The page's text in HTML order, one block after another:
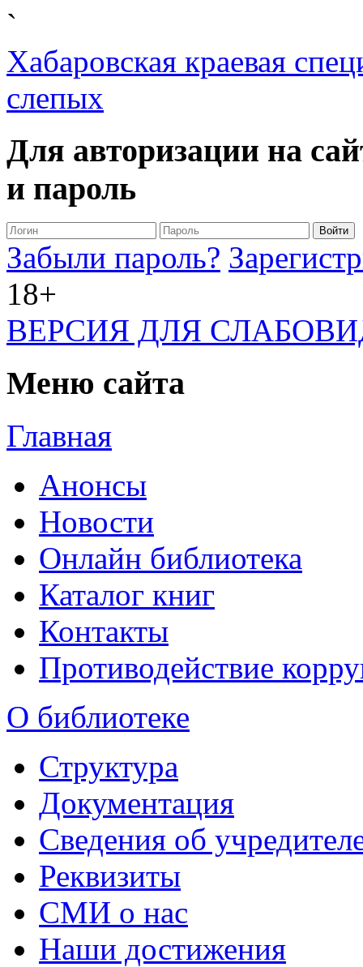
`
Хабаровская краевая
слепых
Для авторизации на
и пароль
Забыли пароль?
18+
ВЕРСИЯ ДЛЯ
Меню сайта
Главная
Анонсы
Новости
Онлайн библиотека
Каталог книг
Контакты
Противодействие
О библиотеке
Структура
Документация
Сведения об
Реквизиты
СМИ о нас
Наши достижения